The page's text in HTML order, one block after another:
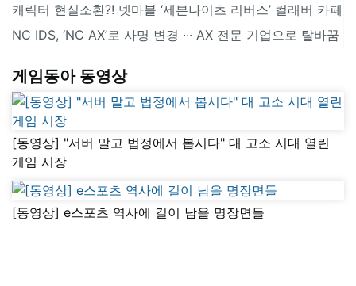
캐릭터 현실소환?! 넷마블 ‘세븐나이츠 리버스’ 컬래버 카페
NC IDS, ‘NC AX’로 사명 변경 ∙∙∙ AX 전문 기업으로 탈바꿈
게임동아 동영상
[동영상] "서버 말고 법정에서 봅시다" 대 고소 시대 열린
게임 시장
[동영상] e스포츠 역사에 길이 남을 명장면들